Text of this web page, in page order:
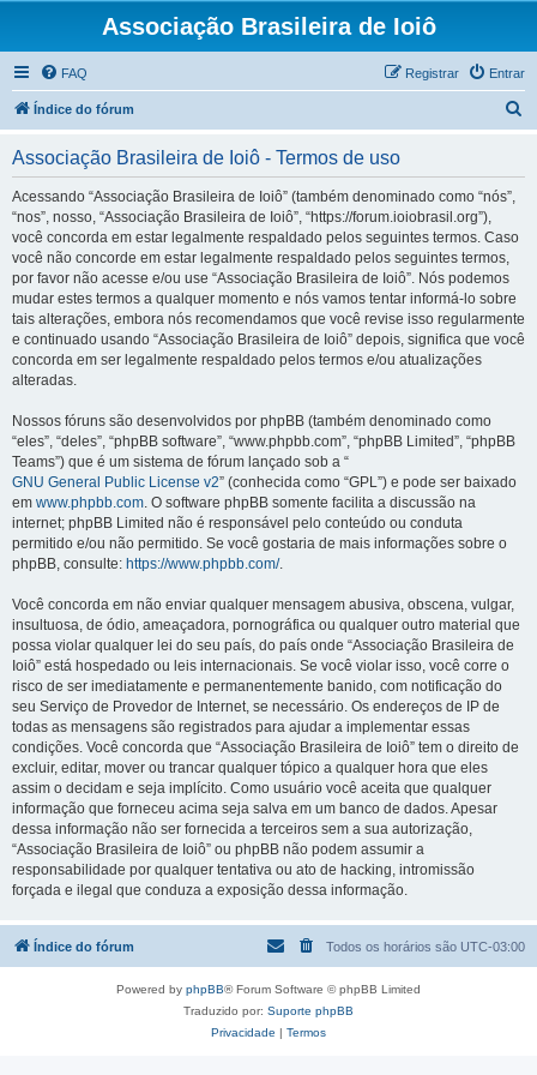
Associação Brasileira de Ioiô
FAQ Entrar
Registrar
Índice do fórum
Associação Brasileira de Ioiô - Termos de uso
Acessando “Associação Brasileira de Ioiô” (também denominado como “nós”,
“nos”, nosso, “Associação Brasileira de Ioiô”, “https://forum.ioiobrasil.org”),
você concorda em estar legalmente respaldado pelos seguintes termos. Caso
você não concorde em estar legalmente respaldado pelos seguintes termos,
por favor não acesse e/ou use “Associação Brasileira de Ioiô”. Nós podemos
mudar estes termos a qualquer momento e nós vamos tentar informá-lo sobre
tais alterações, embora nós recomendamos que você revise isso regularmente
e continuado usando “Associação Brasileira de Ioiô” depois, significa que você
concorda em ser legalmente respaldado pelos termos e/ou atualizações
alteradas.
Nossos fóruns são desenvolvidos por phpBB (também denominado como
“eles”, “deles”, “phpBB software”, “www.phpbb.com”, “phpBB Limited”, “phpBB
Teams”) que é um sistema de fórum lançado sob a “
GNU General Public License v2” (conhecida como “GPL”) e pode ser baixado
em www.phpbb.com. O software phpBB somente facilita a discussão na
internet; phpBB Limited não é responsável pelo conteúdo ou conduta
permitido e/ou não permitido. Se você gostaria de mais informações sobre o
phpBB, consulte: https://www.phpbb.com/.
Você concorda em não enviar qualquer mensagem abusiva, obscena, vulgar,
insultuosa, de ódio, ameaçadora, pornográfica ou qualquer outro material que
possa violar qualquer lei do seu país, do país onde “Associação Brasileira de
Ioiô” está hospedado ou leis internacionais. Se você violar isso, você corre o
risco de ser imediatamente e permanentemente banido, com notificação do
seu Serviço de Provedor de Internet, se necessário. Os endereços de IP de
todas as mensagens são registrados para ajudar a implementar essas
condições. Você concorda que “Associação Brasileira de Ioiô” tem o direito de
excluir, editar, mover ou trancar qualquer tópico a qualquer hora que eles
assim o decidam e seja implícito. Como usuário você aceita que qualquer
informação que forneceu acima seja salva em um banco de dados. Apesar
dessa informação não ser fornecida a terceiros sem a sua autorização,
“Associação Brasileira de Ioiô” ou phpBB não podem assumir a
responsabilidade por qualquer tentativa ou ato de hacking, intromissão
forçada e ilegal que conduza a exposição dessa informação.
Índice do fórum Todos os horários são UTC-03:00
Powered by phpBB® Forum Software © phpBB Limited
Traduzido por: Suporte phpBB
Privacidade | Termos